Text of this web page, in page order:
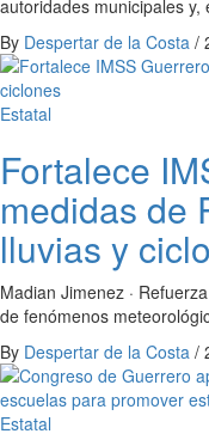
autoridades municipales y,
By Despertar de la Costa /
Estatal
Fortalece
medidas de
lluvias y
Madian Jimenez ·
de fenómenos
By Despertar de la Costa /
Estatal